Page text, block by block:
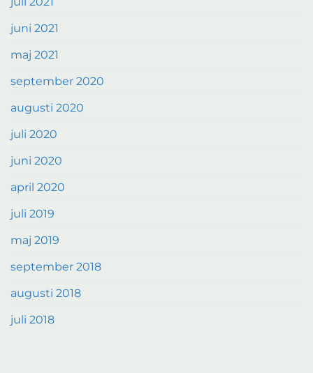
juni 2021
maj 2021
september 2020
augusti 2020
juli 2020
juni 2020
april 2020
juli 2019
maj 2019
september 2018
augusti 2018
juli 2018